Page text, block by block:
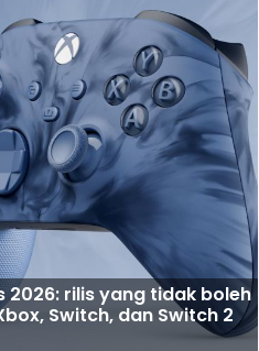
2026: rilis yang tidak boleh
Switch, dan Switch 2